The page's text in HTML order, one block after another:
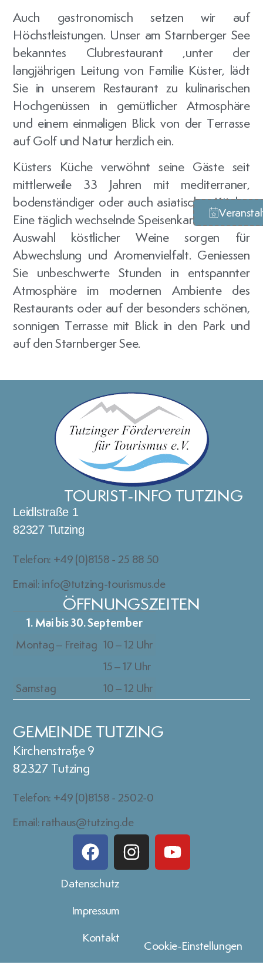
Auch gastronomisch setzen wir auf
Höchstleistungen. Unser am Starnberger See
bekanntes Clubrestaurant ,unter der
langjährigen Leitung von Familie Küster, lädt
Sie in unserem Restaurant zu kulinarischen
Hochgenüssen in gemütlicher Atmosphäre
und einem einmaligen Blick von der Terrasse
auf Golf und Natur herzlich ein.
Küsters Küche verwöhnt seine Gäste seit
mittlerweile 33 Jahren mit mediterraner,
bodenständiger oder auch asiatischer Küche.
Eine täglich wechselnde Speisenkarte und eine
Auswahl köstlicher Weine sorgen für
Abwechslung und Aromenvielfalt. Geniessen
Sie unbeschwerte Stunden in entspannter
Atmosphäre im modernen Ambiente des
Restaurants oder auf der besonders schönen,
sonnigen Terrasse mit Blick in den Park und
auf den Starnberger See.
TOURIST-INFO TUTZING
Leidlstraße 1
82327 Tutzing
Telefon: +49 (0)8158 - 25 88 50
Email: info@tutzing-tourismus.de
ÖFFNUNGSZEITEN
1. Mai bis 30. September
Montag – Freitag 10 – 12 Uhr
15 – 17 Uhr
Samstag
10 – 12 Uhr
GEMEINDE TUTZING
Kirchenstraße 9
82327 Tutzing
Telefon: +49 (0)8158 - 2502-0
Email: rathaus@tutzing.de
Datenschutz
Impressum
Kontakt
Cookie-Einstellungen